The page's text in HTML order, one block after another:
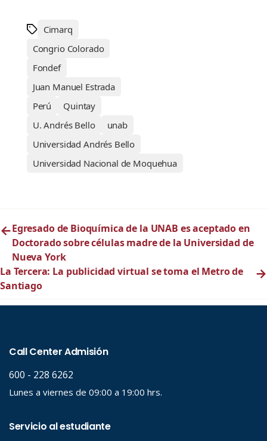
Cimarq
Congrio Colorado
Fondef
Juan Manuel Estrada
Perú
Quintay
U. Andrés Bello
unab
Universidad Andrés Bello
Universidad Nacional de Moquehua
←Egresado de Bioquímica de la UNAB es aceptado en
Doctorado sobre células madre de la Universidad de
Nueva York
La Tercera: La publicidad virtual se toma el Metro de
Santiago
→